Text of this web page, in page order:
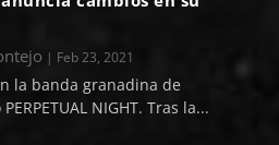
| Feb 23, 2021
la banda granadina de
NIGHT. Tras la...